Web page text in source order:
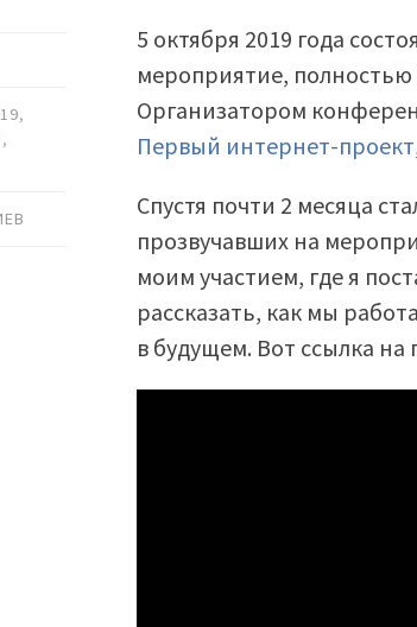
,
,
5 октября 2019 года
мероприятие,
Организатором
Первый интернет-проект
Спустя почти 2 месяца
прозвучавших на
моим участием, где я
рассказать, как мы
в будущем. Вот ссылка